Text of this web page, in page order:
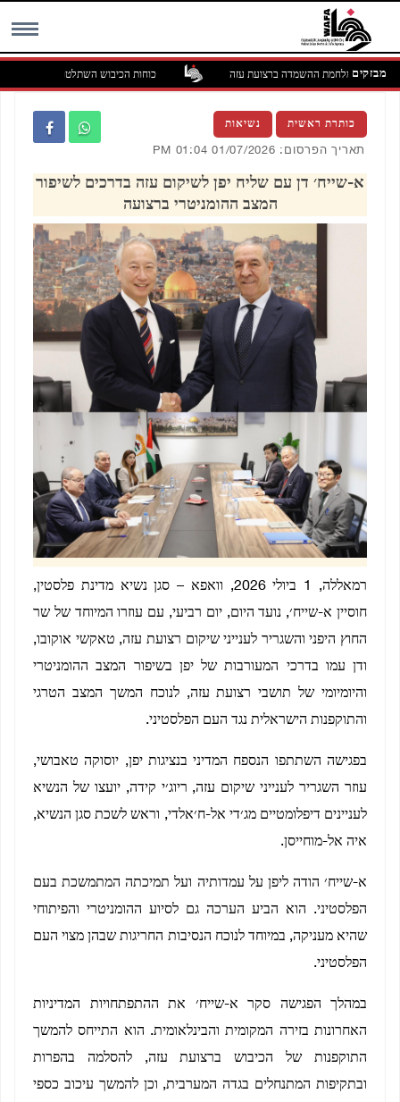
מבזקים כוחות הכיבוש השתלטו על בית בעראבה
כותרת ראשית נשיאות
תאריך הפרסום: 01/07/2026 01:04 PM
א-שייח׳ דן עם שליח יפן לשיקום עזה בדרכים לשיפור
המצב ההומניטרי ברצועה
רמאללה, 1 ביולי 2026, וואפא – סגן נשיא מדינת פלסטין,
חוסיין א-שייח׳, נועד היום, יום רביעי, עם עוזרו המיוחד של שר
החוץ היפני והשגריר לענייני שיקום רצועת עזה, טאקשי אוקובו,
ודן עמו בדרכי המעורבות של יפן בשיפור המצב ההומניטרי
והיומיומי של תושבי רצועת עזה, לנוכח המשך המצב הטרגי
והתוקפנות הישראלית נגד העם הפלסטיני.
בפגישה השתתפו הנספח המדיני בנציגות יפן, יוסוקה טאבושי,
עוזר השגריר לענייני שיקום עזה, ריוג׳י קידה, יועצו של הנשיא
לעניינים דיפלומטיים מג׳די אל-ח׳אלדי, וראש לשכת סגן הנשיא,
איה אל-מוחייסן.
א-שייח׳ הודה ליפן על עמדותיה ועל תמיכתה המתמשכת בעם
הפלסטיני. הוא הביע הערכה גם לסיוע ההומניטרי והפיתוחי
שהיא מעניקה, במיוחד לנוכח הנסיבות החריגות שבהן מצוי העם
הפלסטיני.
במהלך הפגישה סקר א-שייח׳ את ההתפתחויות המדיניות
האחרונות בזירה המקומית והבינלאומית. הוא התייחס להמשך
התוקפנות של הכיבוש ברצועת עזה, להסלמה בהפרות
ובתקיפות המתנחלים בגדה המערבית, וכן להמשך עיכוב כספי